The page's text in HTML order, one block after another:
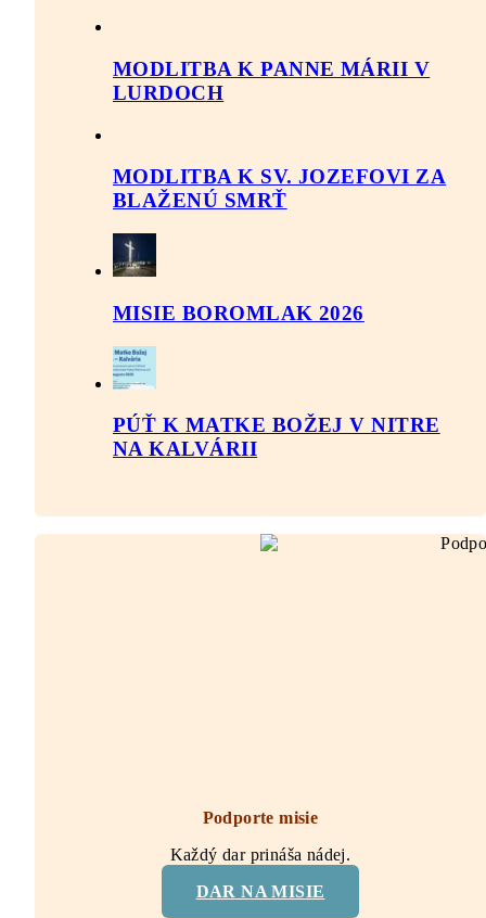
MODLITBA K PANNE MÁRII V
LURDOCH
MODLITBA K SV. JOZEFOVI ZA
BLAŽENÚ SMRŤ
MISIE BOROMLAK 2026
PÚŤ K MATKE BOŽEJ V NITRE
NA KALVÁRII
Podporte misie
Každý dar prináša nádej.
DAR NA MISIE